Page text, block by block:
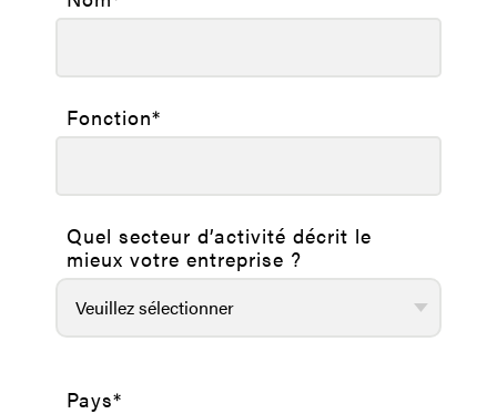
Fonction*
Quel secteur d’activité décrit le
mieux votre entreprise ?
Pays*